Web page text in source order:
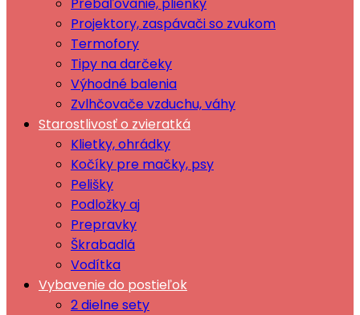
Projektory, zaspávači so zvukom
Termofory
Tipy na darčeky
Výhodné balenia
Zvlhčovače vzduchu, váhy
Starostlivosť o zvieratká
Klietky, ohrádky
Kočíky pre mačky, psy
Pelišky
Podložky aj
Prepravky
Škrabadlá
Vodítka
Vybavenie do postieľok
2 dielne sety